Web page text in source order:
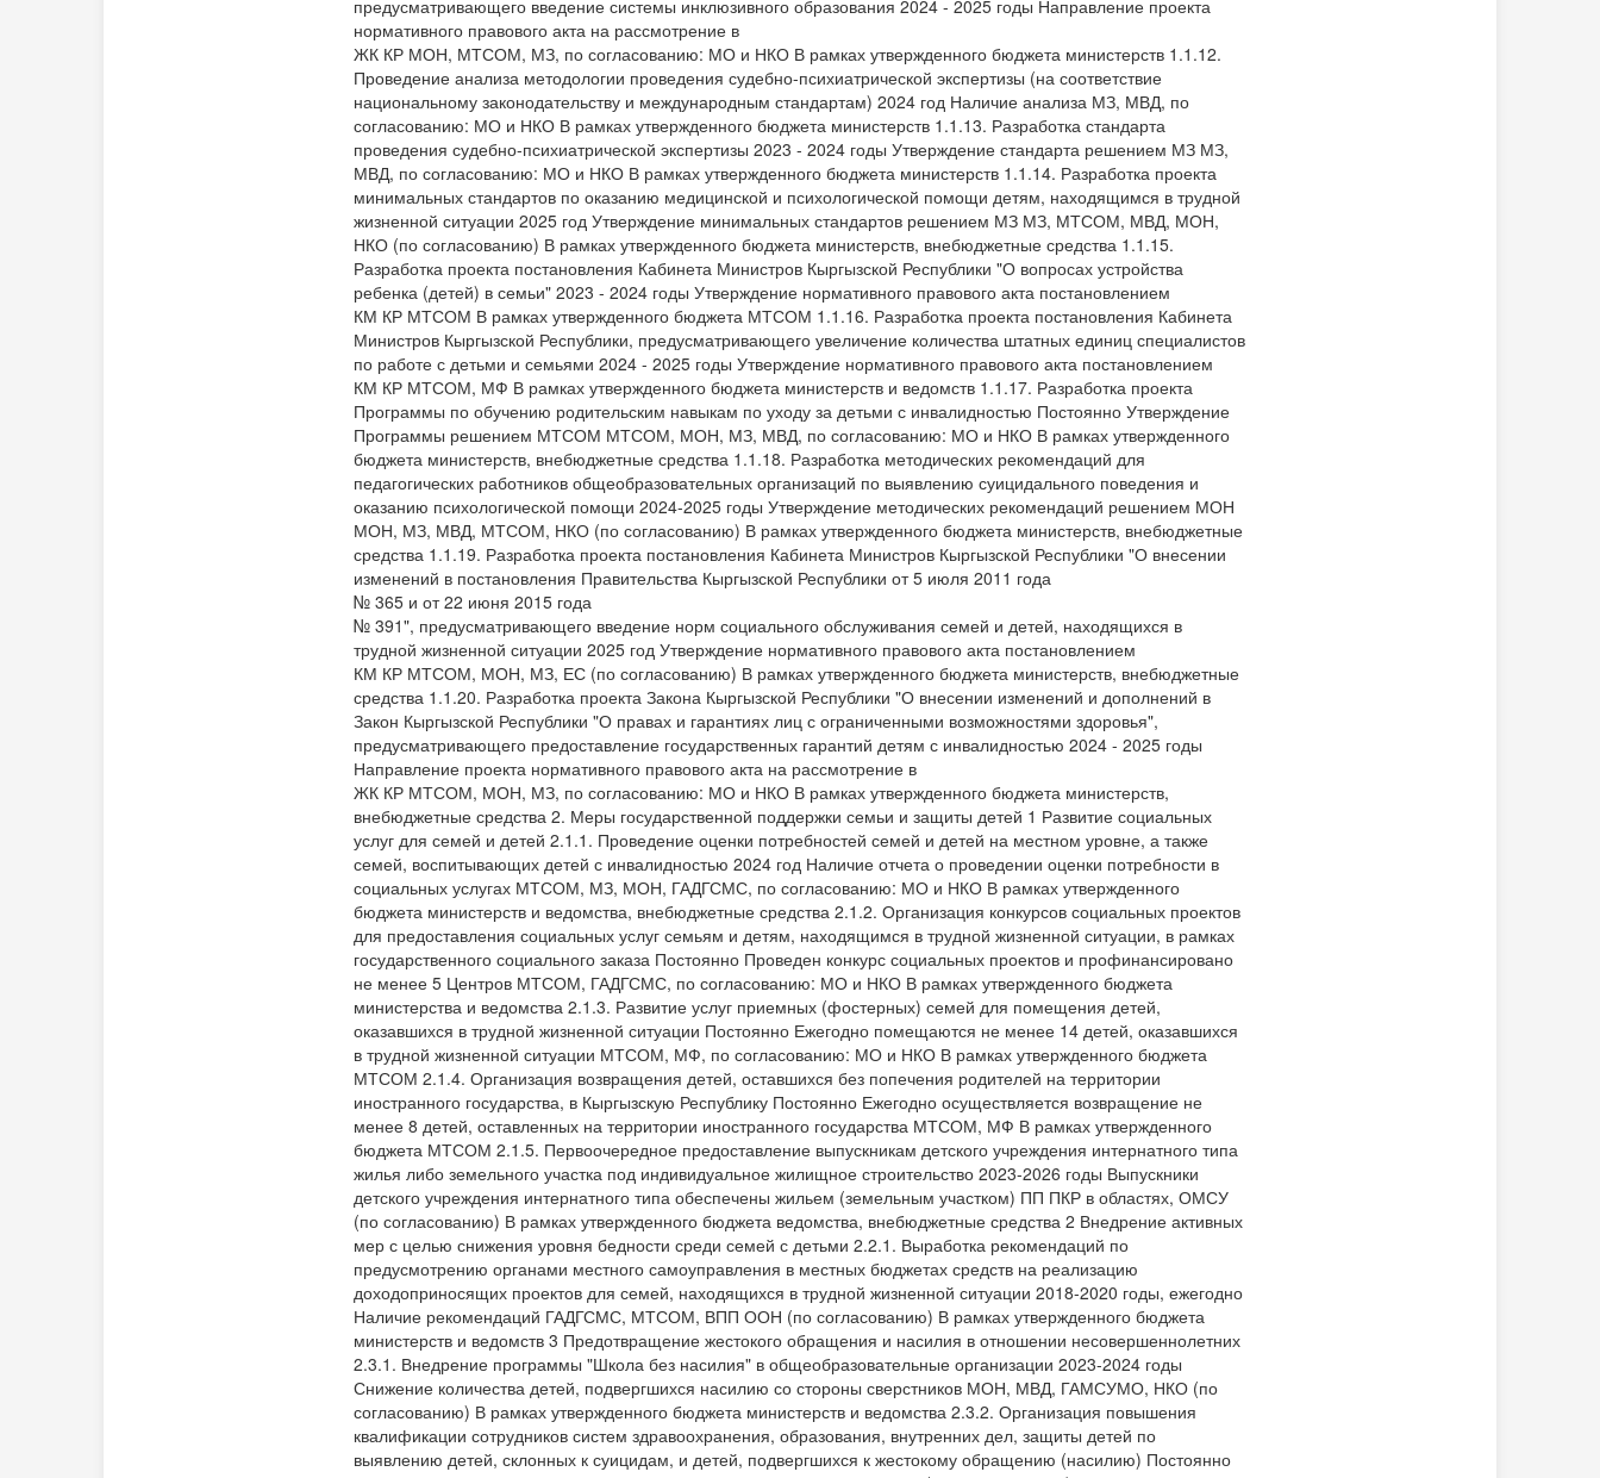
предусматривающего введение системы инклюзивного образования 2024 - 2025 годы Направление проекта
нормативного правового акта на рассмотрение в
ЖК КР МОН, МТСОМ, МЗ, по согласованию: МО и НКО В рамках утвержденного бюджета министерств 1.1.12.
Проведение анализа методологии проведения судебно-психиатрической экспертизы (на соответствие
национальному законодательству и международным стандартам) 2024 год Наличие анализа МЗ, МВД, по
согласованию: МО и НКО В рамках утвержденного бюджета министерств 1.1.13. Разработка стандарта
проведения судебно-психиатрической экспертизы 2023 - 2024 годы Утверждение стандарта решением МЗ МЗ,
МВД, по согласованию: МО и НКО В рамках утвержденного бюджета министерств 1.1.14. Разработка проекта
минимальных стандартов по оказанию медицинской и психологической помощи детям, находящимся в трудной
жизненной ситуации 2025 год Утверждение минимальных стандартов решением МЗ МЗ, МТСОМ, МВД, МОН,
НКО (по согласованию) В рамках утвержденного бюджета министерств, внебюджетные средства 1.1.15.
Разработка проекта постановления Кабинета Министров Кыргызской Республики "О вопросах устройства
ребенка (детей) в семьи" 2023 - 2024 годы Утверждение нормативного правового акта постановлением
КМ КР МТСОМ В рамках утвержденного бюджета МТСОМ 1.1.16. Разработка проекта постановления Кабинета
Министров Кыргызской Республики, предусматривающего увеличение количества штатных единиц специалистов
по работе с детьми и семьями 2024 - 2025 годы Утверждение нормативного правового акта постановлением
КМ КР МТСОМ, МФ В рамках утвержденного бюджета министерств и ведомств 1.1.17. Разработка проекта
Программы по обучению родительским навыкам по уходу за детьми с инвалидностью Постоянно Утверждение
Программы решением МТСОМ МТСОМ, МОН, МЗ, МВД, по согласованию: МО и НКО В рамках утвержденного
бюджета министерств, внебюджетные средства 1.1.18. Разработка методических рекомендаций для
педагогических работников общеобразовательных организаций по выявлению суицидального поведения и
оказанию психологической помощи 2024-2025 годы Утверждение методических рекомендаций решением МОН
МОН, МЗ, МВД, МТСОМ, НКО (по согласованию) В рамках утвержденного бюджета министерств, внебюджетные
средства 1.1.19. Разработка проекта постановления Кабинета Министров Кыргызской Республики "О внесении
изменений в постановления Правительства Кыргызской Республики от 5 июля 2011 года
№ 365 и от 22 июня 2015 года
№ 391", предусматривающего введение норм социального обслуживания семей и детей, находящихся в
трудной жизненной ситуации 2025 год Утверждение нормативного правового акта постановлением
КМ КР МТСОМ, МОН, МЗ, ЕС (по согласованию) В рамках утвержденного бюджета министерств, внебюджетные
средства 1.1.20. Разработка проекта Закона Кыргызской Республики "О внесении изменений и дополнений в
Закон Кыргызской Республики "О правах и гарантиях лиц с ограниченными возможностями здоровья",
предусматривающего предоставление государственных гарантий детям с инвалидностью 2024 - 2025 годы
Направление проекта нормативного правового акта на рассмотрение в
ЖК КР МТСОМ, МОН, МЗ, по согласованию: МО и НКО В рамках утвержденного бюджета министерств,
внебюджетные средства 2. Меры государственной поддержки семьи и защиты детей 1 Развитие социальных
услуг для семей и детей 2.1.1. Проведение оценки потребностей семей и детей на местном уровне, а также
семей, воспитывающих детей с инвалидностью 2024 год Наличие отчета о проведении оценки потребности в
социальных услугах МТСОМ, МЗ, МОН, ГАДГСМС, по согласованию: МО и НКО В рамках утвержденного
бюджета министерств и ведомства, внебюджетные средства 2.1.2. Организация конкурсов социальных проектов
для предоставления социальных услуг семьям и детям, находящимся в трудной жизненной ситуации, в рамках
государственного социального заказа Постоянно Проведен конкурс социальных проектов и профинансировано
не менее 5 Центров МТСОМ, ГАДГСМС, по согласованию: МО и НКО В рамках утвержденного бюджета
министерства и ведомства 2.1.3. Развитие услуг приемных (фостерных) семей для помещения детей,
оказавшихся в трудной жизненной ситуации Постоянно Ежегодно помещаются не менее 14 детей, оказавшихся
в трудной жизненной ситуации МТСОМ, МФ, по согласованию: МО и НКО В рамках утвержденного бюджета
МТСОМ 2.1.4. Организация возвращения детей, оставшихся без попечения родителей на территории
иностранного государства, в Кыргызскую Республику Постоянно Ежегодно осуществляется возвращение не
менее 8 детей, оставленных на территории иностранного государства МТСОМ, МФ В рамках утвержденного
бюджета МТСОМ 2.1.5. Первоочередное предоставление выпускникам детского учреждения интернатного типа
жилья либо земельного участка под индивидуальное жилищное строительство 2023-2026 годы Выпускники
детского учреждения интернатного типа обеспечены жильем (земельным участком) ПП ПКР в областях, ОМСУ
(по согласованию) В рамках утвержденного бюджета ведомства, внебюджетные средства 2 Внедрение активных
мер с целью снижения уровня бедности среди семей с детьми 2.2.1. Выработка рекомендаций по
предусмотрению органами местного самоуправления в местных бюджетах средств на реализацию
доходоприносящих проектов для семей, находящихся в трудной жизненной ситуации 2018-2020 годы, ежегодно
Наличие рекомендаций ГАДГСМС, МТСОМ, ВПП ООН (по согласованию) В рамках утвержденного бюджета
министерств и ведомств 3 Предотвращение жестокого обращения и насилия в отношении несовершеннолетних
2.3.1. Внедрение программы "Школа без насилия" в общеобразовательные организации 2023-2024 годы
Снижение количества детей, подвергшихся насилию со стороны сверстников МОН, МВД, ГАМСУМО, НКО (по
согласованию) В рамках утвержденного бюджета министерств и ведомства 2.3.2. Организация повышения
квалификации сотрудников систем здравоохранения, образования, внутренних дел, защиты детей по
выявлению детей, склонных к суицидам, и детей, подвергшихся к жестокому обращению (насилию) Постоянно